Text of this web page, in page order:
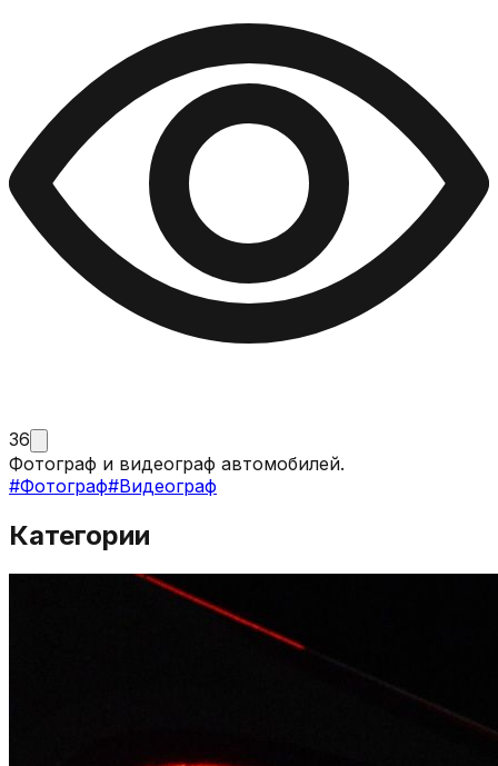
36
Фотограф и видеограф автомобилей.
#Фотограф#Видеограф
Категории